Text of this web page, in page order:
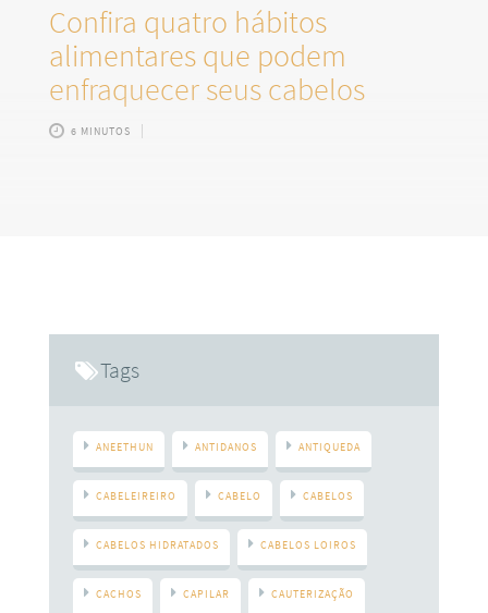
Confira quatro hábitos
alimentares que podem
enfraquecer seus cabelos
6 MINUTOS
Tags
ANEETHUN ANTIDANOS ANTIQUEDA
CABELEIREIRO CABELO CABELOS
CABELOS HIDRATADOS CABELOS LOIROS
CACHOS CAPILAR CAUTERIZAÇÃO